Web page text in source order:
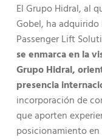
El Grupo Hidral, al
Gobel, ha
Passenger Lift
se enmarca en la
Grupo Hidral,
presencia
incorporación de
que aporten
posicionamiento en